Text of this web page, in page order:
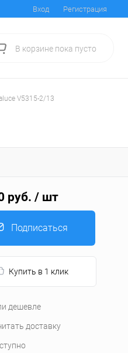
Вход Регистрация
В корзине пока пусто
V5315-2/13
руб. / шт
Подписаться
Купить в 1 клик
дешевле
доставку